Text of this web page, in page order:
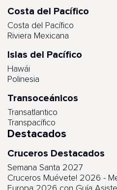
Costa del Pacífico
Costa del Pacífico
Riviera Mexicana
Islas del Pacífico
Hawái
Polinesia
Transoceánicos
Transatlantico
Transpacífico
Destacados
Cruceros Destacados
Semana Santa 2027
Cruceros Muévete! 2026 -